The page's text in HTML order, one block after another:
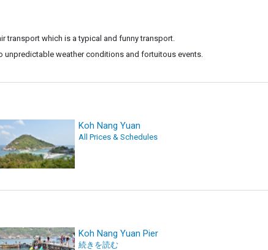
transport which is a typical and funny transport.
unpredictable weather conditions and fortuitous events.
Koh Nang Yuan
All Prices & Schedules
Koh Nang Yuan Pier
続きを読む